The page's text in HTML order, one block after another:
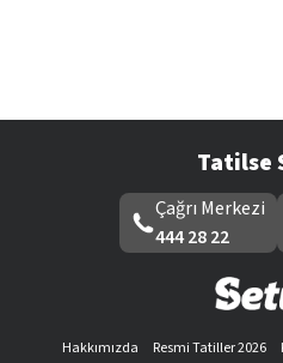
Tatilse
Çağrı Merkezi
444 28 22
Hakkımızda Resmi Tatiller 2026